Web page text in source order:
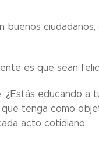
buenos
es que sean
educando a
tenga como
acto cotidiano.